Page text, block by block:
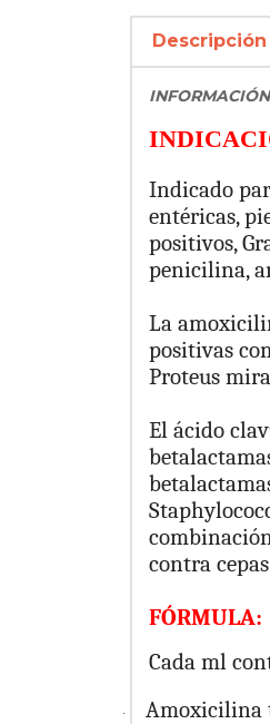
Descripción
Indicado
entéricas,
positivos,
penicilina,
La
positivas
Proteus
El ácido
contra
FÓRMULA:
Cada ml
·